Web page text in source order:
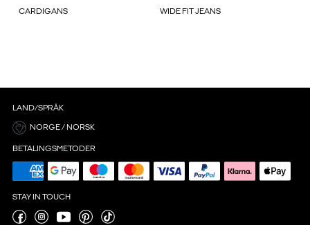
CARDIGANS WIDE FIT JEANS
LAND/SPRÅK
NORGE / NORSK
BETALINGSMETODER
STAY IN TOUCH